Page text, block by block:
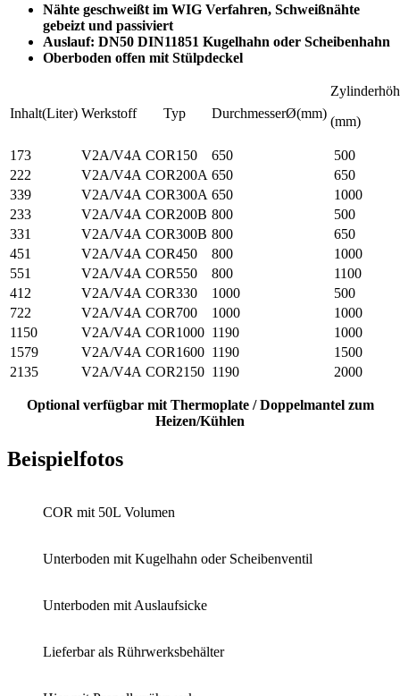
Nähte geschweißt im WIG Verfahren, Schweißnähte
gebeizt und passiviert
Auslauf: DN50 DIN11851 Kugelhahn oder Scheibenhahn
Oberboden offen mit Stülpdeckel
Inhalt(Liter) Werkstoff Typ DurchmesserØ(mm)
(mm)
173 V2A/V4A COR150 650
500
222
V2A/V4A COR200A 650
650
339
V2A/V4A COR300A 650
1000
233
V2A/V4A COR200B 800
500
331
V2A/V4A COR300B 800
650
451
V2A/V4A COR450 800
1000
551
V2A/V4A COR550 800
1100
412
V2A/V4A COR330 1000
500
722
V2A/V4A COR700 1000
1000
1150
V2A/V4A COR1000 1190
1000
1579
V2A/V4A COR1600 1190
1500
2135
V2A/V4A COR2150 1190 2000
Optional verfügbar mit Thermoplate / Doppelmantel zum
Heizen/Kühlen
Beispielfotos
COR mit 50L Volumen
Unterboden mit Kugelhahn oder Scheibenventil
Unterboden mit Auslaufsicke
Lieferbar als Rührwerksbehälter